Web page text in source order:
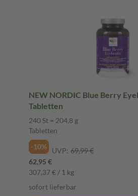
NEW NORDIC Blue Berry
Tabletten
240 St = 204,8 g
Tabletten
-10%
UVP: 69,99 €
62,95 €
307,37 € / 1 kg
sofort lieferbar